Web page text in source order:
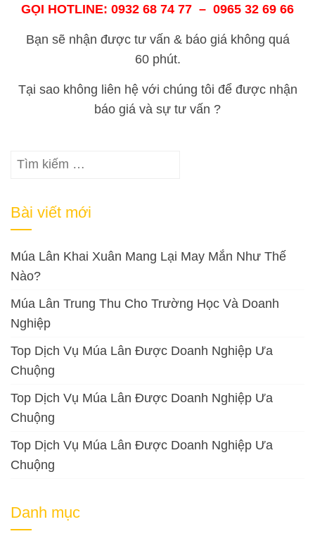
GỌI HOTLINE: 0932 68 74 77 – 0965 32 69 66
Bạn sẽ nhận được tư vấn & báo giá không quá
60 phút.
Tại sao không liên hệ với chúng tôi để được nhận
báo giá và sự tư vấn ?
Tìm
Bài viết mới
Múa Lân Khai Xuân Mang Lại May Mắn Như Thế
Nào?
Múa Lân Trung Thu Cho Trường Học Và Doanh
Nghiệp
Top Dịch Vụ Múa Lân Được Doanh Nghiệp Ưa
Chuộng
Top Dịch Vụ Múa Lân Được Doanh Nghiệp Ưa
Chuộng
Top Dịch Vụ Múa Lân Được Doanh Nghiệp Ưa
Chuộng
Danh mục